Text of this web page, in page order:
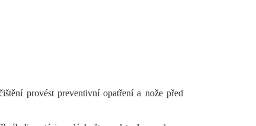
provést preventivní opatření a nože před